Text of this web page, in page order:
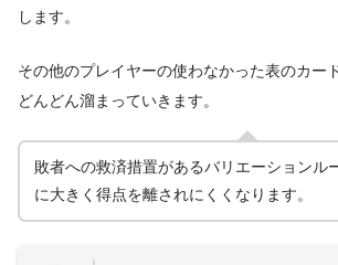
します。
その他のプレイヤーの使わなかった表のカー
どんどん溜まっていきます。
敗者への救済措置があるバリエーションル
に大きく得点を離されにくくなります。